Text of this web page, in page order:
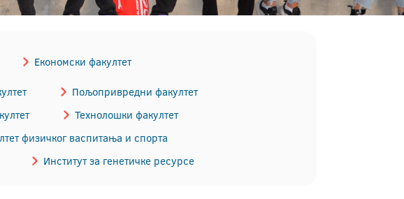
Економски факултет
Пољопривредни факултет
Технолошки факултет
физичког васпитања и спорта
Институт за генетичке ресурсе